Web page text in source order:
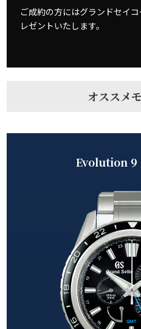
ご成約の方にはグランドセイ
レゼントいたします。
オススメ
Evolution